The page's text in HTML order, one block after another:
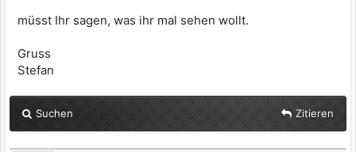
müsst Ihr sagen, was ihr mal sehen wollt.
Gruss
Stefan
Suchen Zitieren